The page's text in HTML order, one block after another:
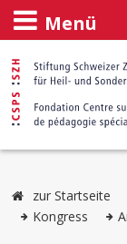
Menü
zur Startseite
Kongress